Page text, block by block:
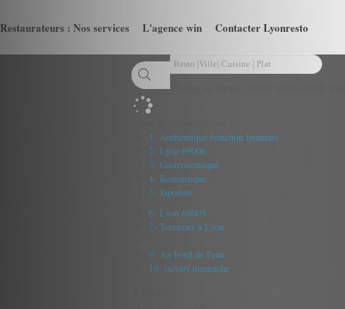
Restaurateurs : Nos services L'agence win Contacter Lyonresto
1- Authentique bouchon lyonnais
2- Lyon 69006
3- Gastronomique
4- Romantique
5- Japonais
6- Lyon 69003
7- Terrasses à Lyon
9- Au bord de l'eau
10- ouvert dimanche